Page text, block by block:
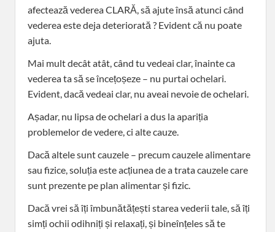
afectează vederea CLARĂ, să ajute însă atunci când
vederea este deja deteriorată ? Evident că nu poate
ajuta.
Mai mult decât atât, când tu vedeai clar, înainte ca
vederea ta să se încețoșeze – nu purtai ochelari.
Evident, dacă vedeai clar, nu aveai nevoie de ochelari.
Așadar, nu lipsa de ochelari a dus la apariția
problemelor de vedere, ci alte cauze.
Dacă altele sunt cauzele – precum cauzele alimentare
sau fizice, soluția este acțiunea de a trata cauzele care
sunt prezente pe plan alimentar și fizic.
Dacă vrei să îți îmbunătățești starea vederii tale, să îți
simți ochii odihniți și relaxați, și bineînțeles să te